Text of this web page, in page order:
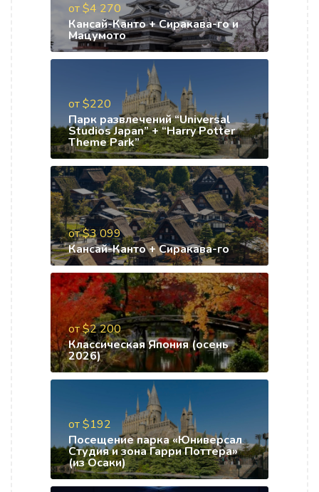
от $4 270
Кансай-Канто + Сиракава-го и
Мацумото
от $220
Парк развлечений “Universal
Studios Japan” + “Harry Potter
Theme Park”
от $3 099
Кансай-Канто + Сиракава-го
от $2 200
Классическая Япония (осень
2026)
от $192
Посещение парка «Юниверсал
Студия и зона Гарри Поттера»
(из Осаки)